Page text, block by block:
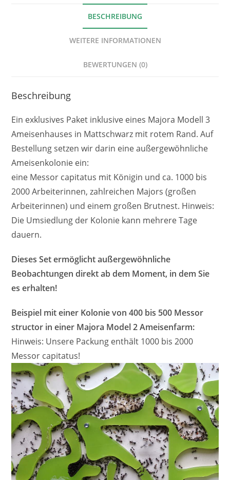
BESCHREIBUNG
WEITERE INFORMATIONEN
BEWERTUNGEN (0)
Beschreibung
Ein exklusives Paket inklusive eines Majora Modell 3
Ameisenhauses in Mattschwarz mit rotem Rand. Auf
Bestellung setzen wir darin eine außergewöhnliche
Ameisenkolonie ein:
eine Messor capitatus mit Königin und ca. 1000 bis
2000 Arbeiterinnen, zahlreichen Majors (großen
Arbeiterinnen) und einem großen Brutnest. Hinweis:
Die Umsiedlung der Kolonie kann mehrere Tage
dauern.
Dieses Set ermöglicht außergewöhnliche
Beobachtungen direkt ab dem Moment, in dem Sie
es erhalten!
Beispiel mit einer Kolonie von 400 bis 500 Messor
structor in einer Majora Model 2 Ameisenfarm:
Hinweis: Unsere Packung enthält 1000 bis 2000
Messor capitatus!